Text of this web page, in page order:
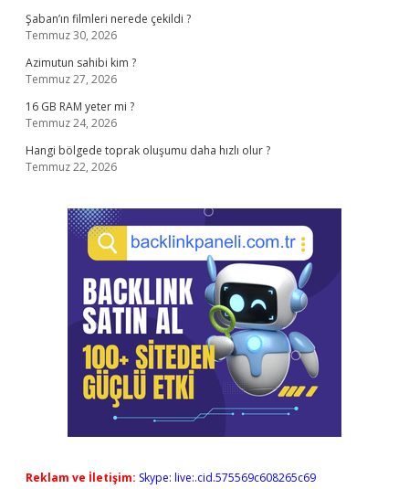
Şaban’ın filmleri nerede çekildi ?
Temmuz 30, 2026
Azimutun sahibi kim ?
Temmuz 27, 2026
16 GB RAM yeter mi ?
Temmuz 24, 2026
Hangi bölgede toprak oluşumu daha hızlı olur ?
Temmuz 22, 2026
Reklam ve İletişim: Skype: live:.cid.575569c608265c69